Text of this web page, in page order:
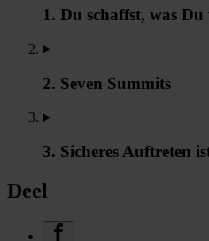
1. Du schaffst, was
2. Seven Summits
3. Sicheres Auftreten
Deel